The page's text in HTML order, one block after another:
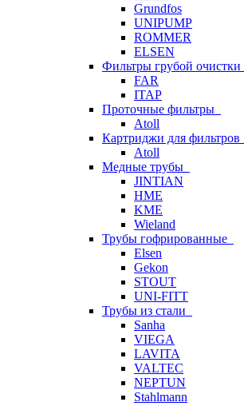
Grundfos
UNIPUMP
ROMMER
ELSEN
Фильтры грубой очистки
FAR
ITAP
Проточные фильтры
Atoll
Картриджи для фильтров
Atoll
Медные трубы
JINTIAN
HME
KME
Wieland
Трубы гофрированные
Elsen
Gekon
STOUT
UNI-FITT
Трубы из стали
Sanha
VIEGA
LAVITA
VALTEC
NEPTUN
Stahlmann